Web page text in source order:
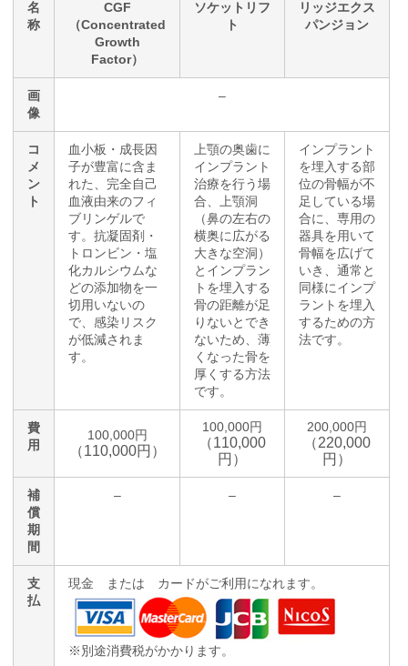
名
称
CGF
（Concentrated
Growth
Factor）
ソケットリフ
ト
リッジエクス
パンジョン
画
像
–
コ
メ
ン
ト
血小板・成長因
子が豊富に含ま
れた、完全自己
血液由来のフィ
ブリンゲルで
す。抗凝固剤・
トロンビン・塩
化カルシウムな
どの添加物を一
切用いないの
で、感染リスク
が低減されま
す。
上顎の奥歯に
インプラント
治療を行う場
合、上顎洞
（鼻の左右の
横奥に広がる
大きな空洞）
とインプラン
トを埋入する
骨の距離が足
りないとでき
ないため、薄
くなった骨を
厚くする方法
です。
インプラント
を埋入する部
位の骨幅が不
足している場
合に、専用の
器具を用いて
骨幅を広げて
いき、通常と
同様にインプ
ラントを埋入
するための方
法です。
費
用
100,000円
（110,000円）
100,000円
（110,000
円）
200,000円
（220,000
円）
補
償
期
間
– – –
支
払
現金 または カードがご利用になれます。
※別途消費税がかかります。